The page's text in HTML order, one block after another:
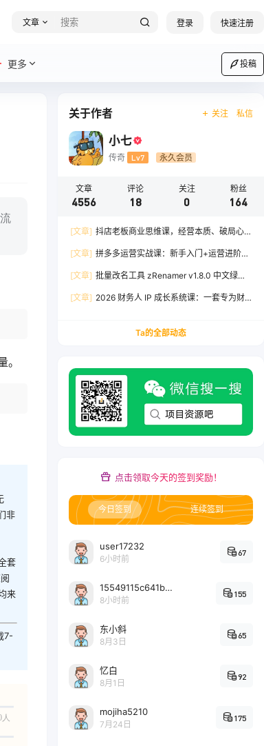
文章 登录 快速注册
更多 投稿
非
套
来
7-
关于作者 关注 私信
小七
传奇 Lv7 永久会员
文章
4556
评论
18
关注
0
粉丝
164
[文章] 抖店老板商业思维课，经营本质、破局心
增
[文章] 拼多多运营实战课：新手入门+运营进阶、
出百单
[文章] 批量改名工具 zRenamer v1.8.0 中文绿色
[文章] 2026 财务人 IP 成长系统课：一套专为财
Ta的全部动态
点击领取今天的签到奖励！
今日签到 连续签到
user17232
6小时前
67
15549115c641bc6524e64d1d800349ec7396
8小时前
155
东小斜
8月3日
65
忆白
8月1日
92
mojiha5210
7月24日
175